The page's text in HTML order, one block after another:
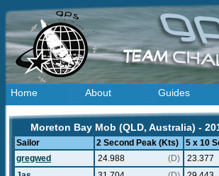
Home About Guides
Moreton Bay Mob (QLD, Australia) -
Sailor 2 Second Peak (Kts) 5 x 10
gregwed
24.988 (D) 23.377